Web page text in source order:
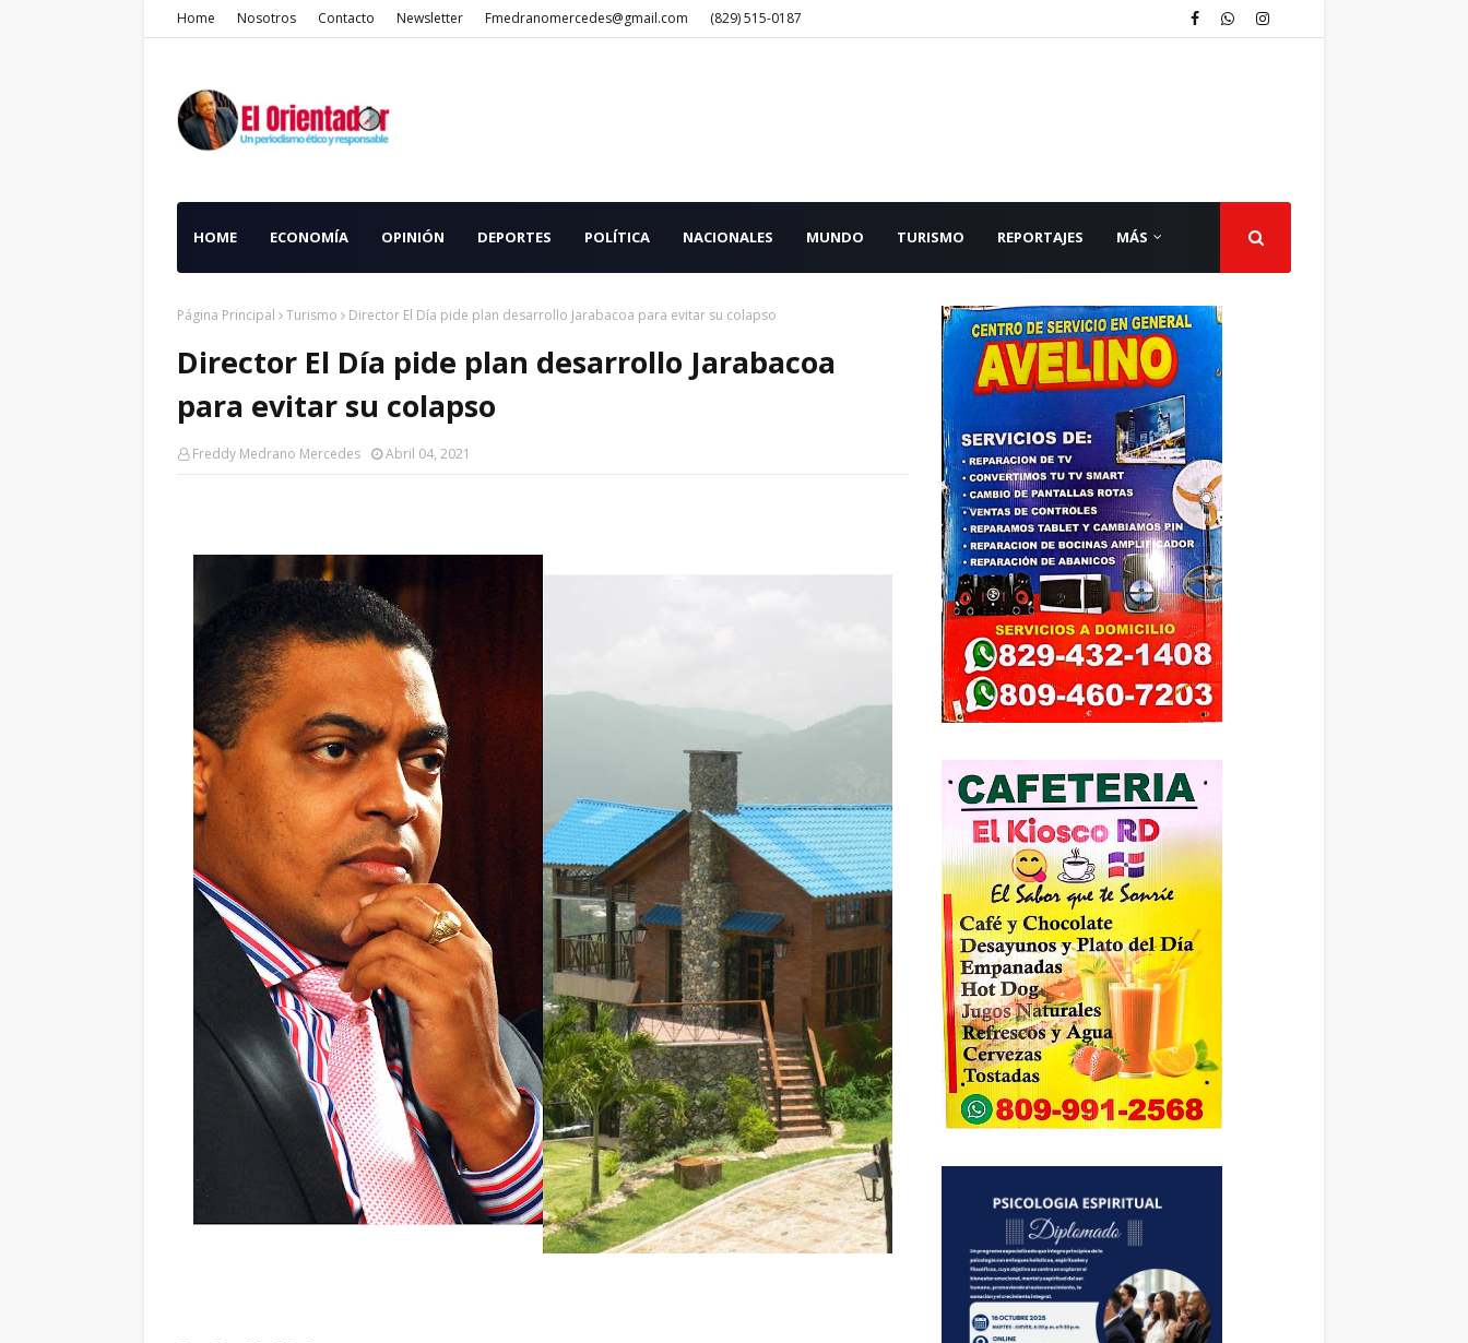
Home Nosotros Contacto Newsletter Fmedranomercedes@gmail.com (829) 515-0187
HOME ECONOMÍA OPINIÓN DEPORTES POLÍTICA NACIONALES MUNDO TURISMO REPORTAJES MÁS
Página Principal Turismo Director El Día pide plan desarrollo Jarabacoa para evitar su colapso
Director El Día pide plan desarrollo Jarabacoa
para evitar su colapso
Freddy Medrano Mercedes Abril 04, 2021